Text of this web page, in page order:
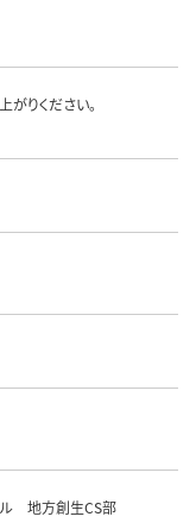
りください。
地方創生CS部